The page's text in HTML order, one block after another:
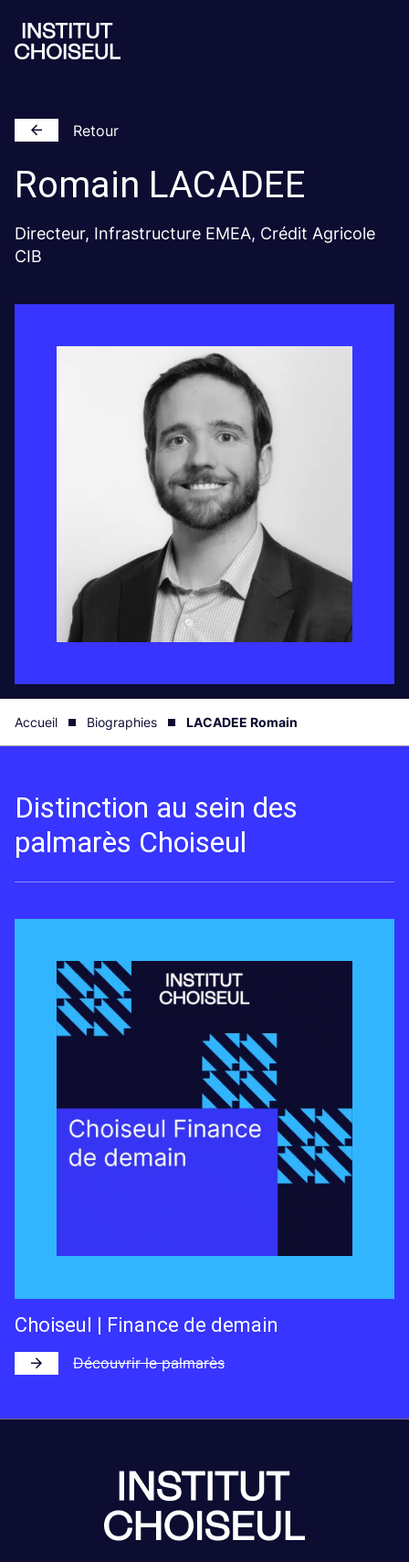
Retour
Romain LACADEE
Directeur, Infrastructure EMEA, Crédit Agricole
CIB
Accueil Biographies LACADEE Romain
Distinction au sein des
palmarès Choiseul
Choiseul | Finance de demain
Découvrir le palmarès